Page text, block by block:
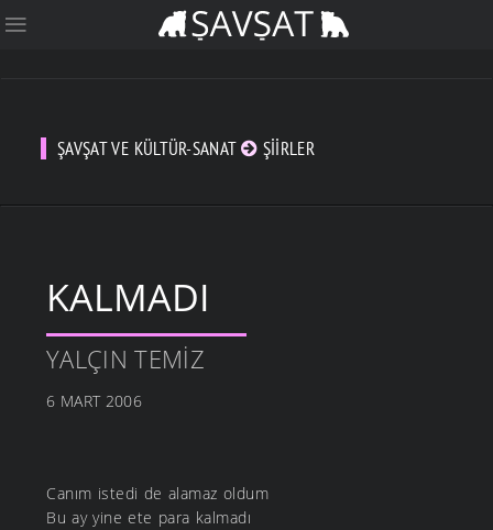
ŞAVŞAT VE KÜLTÜR-SANAT ŞIIRLER
KALMADI
YALÇIN TEMIZ
6 MART 2006
Canım istedi de alamaz oldum
Bu ay yine ete para kalmadı